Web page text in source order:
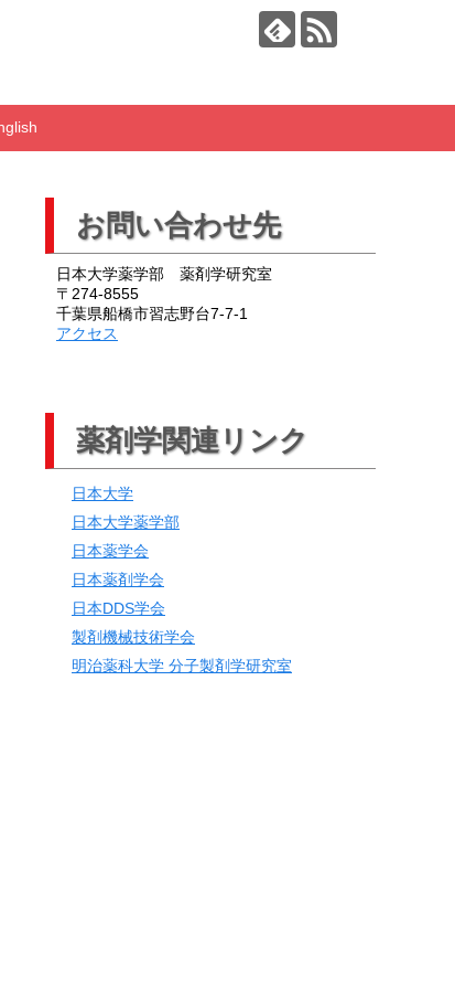
お問い合わせ先
日本大学薬学部 薬剤学研究室
〒274-8555
千葉県船橋市習志野台7-7-1
アクセス
薬剤学関連リンク
日本大学
日本大学薬学部
日本薬学会
日本薬剤学会
日本DDS学会
製剤機械技術学会
明治薬科大学 分子製剤学研究室